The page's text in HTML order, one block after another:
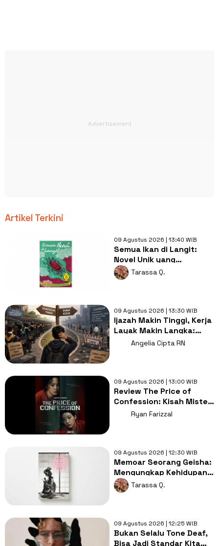
Artikel Terkini
09 Agustus 2026 | 13:40 WIB
Semua Ikan di Langit:
Novel Unik yang
Mengajak Merenungi Arti
Kehidupan
Tarassa Q.
09 Agustus 2026 | 13:30 WIB
Ijazah Makin Tinggi, Kerja
Layak Makin Langka:
Siapa yang Gagal?
Angelia Cipta RN
09 Agustus 2026 | 13:00 WIB
Review The Price of
Confession: Kisah Misteri
Gelap Penjara Korea
Ryan Farizzal
09 Agustus 2026 | 12:30 WIB
Memoar Seorang Geisha:
Mengungkap Kehidupan
Geisha Sebelum Perang
Dunia II
Tarassa Q.
09 Agustus 2026 | 12:25 WIB
Bukan Selalu Tone Deaf,
Bisa Jadi Standar Kita